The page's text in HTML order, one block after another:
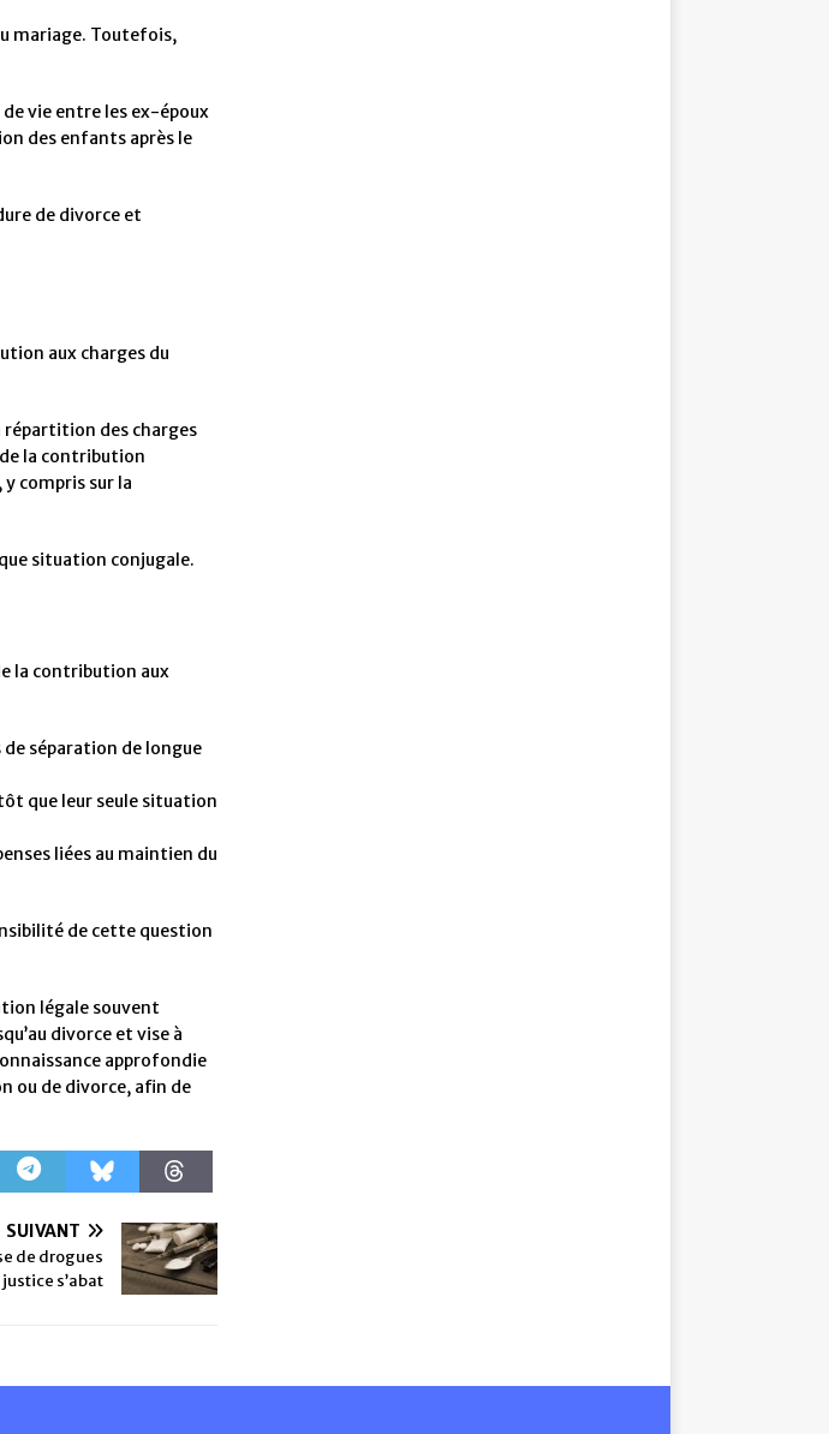
mariage. Toutefois,
vie entre les ex-époux
des enfants après le
de divorce et
aux charges du
répartition des charges
la contribution
compris sur la
situation conjugale.
la contribution aux
séparation de longue
que leur seule situation
liées au maintien du
de cette question
légale souvent
divorce et vise à
approfondie
ou de divorce, afin de
SUIVANT
de drogues
s’abat